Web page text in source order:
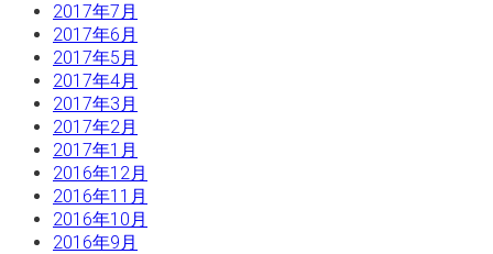
2017年7月
2017年6月
2017年5月
2017年4月
2017年3月
2017年2月
2017年1月
2016年12月
2016年11月
2016年10月
2016年9月